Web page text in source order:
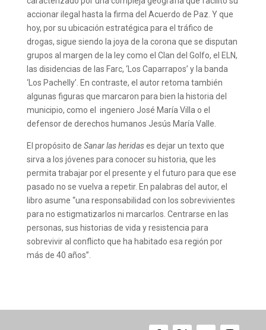
accionar ilegal hasta la firma del Acuerdo de Paz. Y que
hoy, por su ubicación estratégica para el tráfico de
drogas, sigue siendo la joya de la corona que se disputan
grupos al margen de la ley como el Clan del Golfo, el ELN,
las disidencias de las Farc, ‘Los Caparrapos’ y la banda
‘Los Pachelly’. En contraste, el autor retoma también
algunas figuras que marcaron para bien la historia del
municipio, como el ingeniero José María Villa o el
defensor de derechos humanos Jesús María Valle.
El propósito de Sanar las heridases dejar un texto que
sirva a los jóvenes para conocer su historia, que les
permita trabajar por el presente y el futuro para que ese
pasado no se vuelva a repetir. En palabras del autor, el
libro asume “una responsabilidad con los sobrevivientes
para no estigmatizarlos ni marcarlos. Centrarse en las
personas, sus historias de vida y resistencia para
sobrevivir al conflicto que ha habitado esa región por
más de 40 años”.